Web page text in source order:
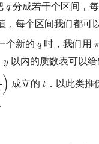
𝑞
q分成若干个区间，
，每个区间我们都可
个新的 𝑞
q时，我们用𝜋
𝑦
y以内的质数表可以给
) 成立的𝑡
t ．以此类推